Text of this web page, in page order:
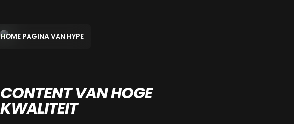
HOME PAGINA VAN HYPE
CONTENT VAN HOGE
KWALITEIT